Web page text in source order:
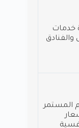
خدمات
والفنادق
المستمر